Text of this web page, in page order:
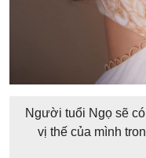
Người tuổi Ngọ sẽ
vị thế của mình